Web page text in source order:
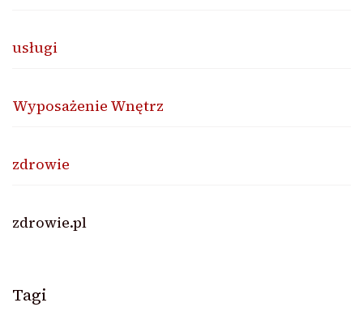
usługi
Wyposażenie Wnętrz
zdrowie
zdrowie.pl
Tagi